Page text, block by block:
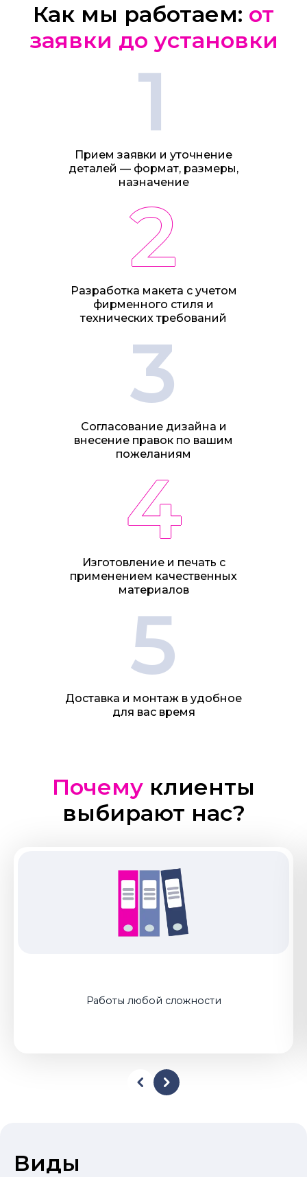
Как мы работаем: от
заявки до установки
1
Прием заявки и уточнение
деталей — формат, размеры,
назначение
2
Разработка макета с учетом
фирменного стиля и
технических требований
3
Согласование дизайна и
внесение правок по вашим
пожеланиям
4
Изготовление и печать с
применением качественных
материалов
5
Доставка и монтаж в удобное
для вас время
Почему клиенты
выбирают нас?
Работы любой сложности
Виды